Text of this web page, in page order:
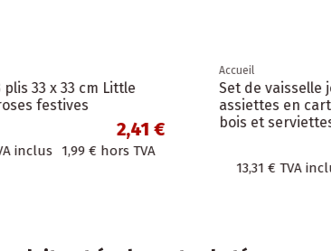
Autocollants en rouleau " Bedankt "
4 cm noir
2,17 €
2,17 € TVA inclus